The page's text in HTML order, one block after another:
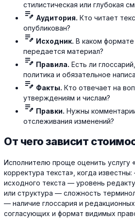
стилистическая или глубокая
edit_note Аудитория. Кто читает
опубликован?
edit_note Исходник. В каком формате
передается материал?
edit_note Правила. Есть ли
политика и обязательное
edit_note Факты. Кто отвечает на
утверждениям и числам?
edit_note Правки. Нужны
отслеживания изменений?
От чего зависит
Исполнителю проще оценить услугу
корректура текста», когда
исходного текста — уровень
или структура — сложность
— наличие глоссария и
согласующих и формат видимых